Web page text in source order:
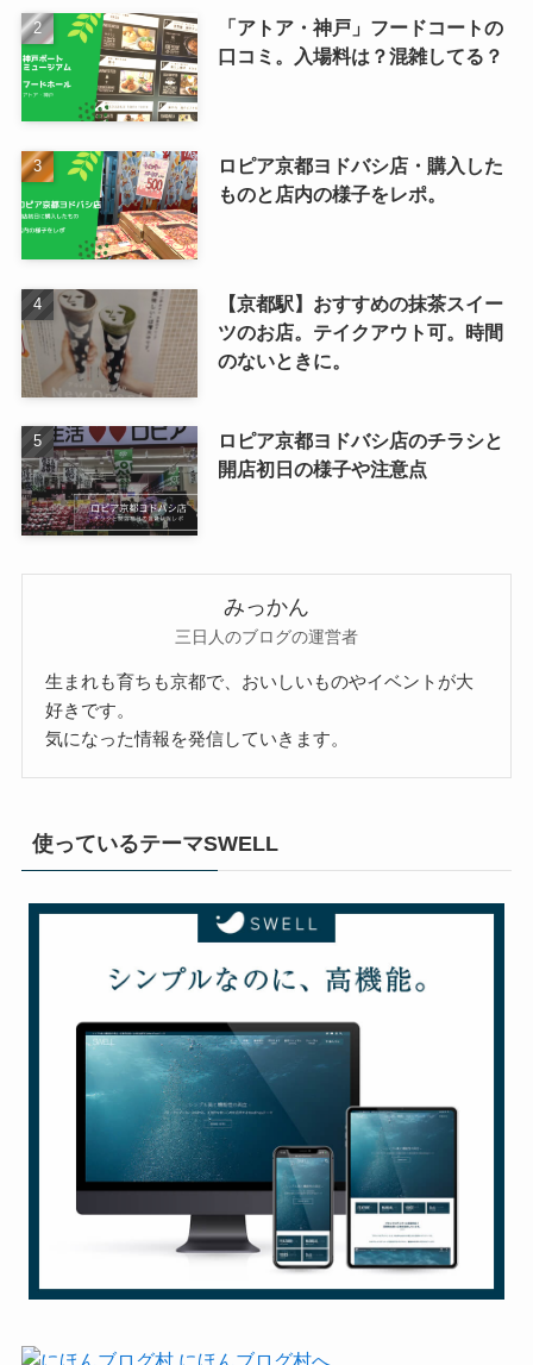
「アトア・神戸」フードコートの
口コミ。入場料は？混雑してる？
ロピア京都ヨドバシ店・購入した
ものと店内の様子をレポ。
【京都駅】おすすめの抹茶スイー
ツのお店。テイクアウト可。時間
のないときに。
ロピア京都ヨドバシ店のチラシと
開店初日の様子や注意点
みっかん
三日人のブログの運営者
生まれも育ちも京都で、おいしいものやイベントが大
好きです。
気になった情報を発信していきます。
使っているテーマSWELL